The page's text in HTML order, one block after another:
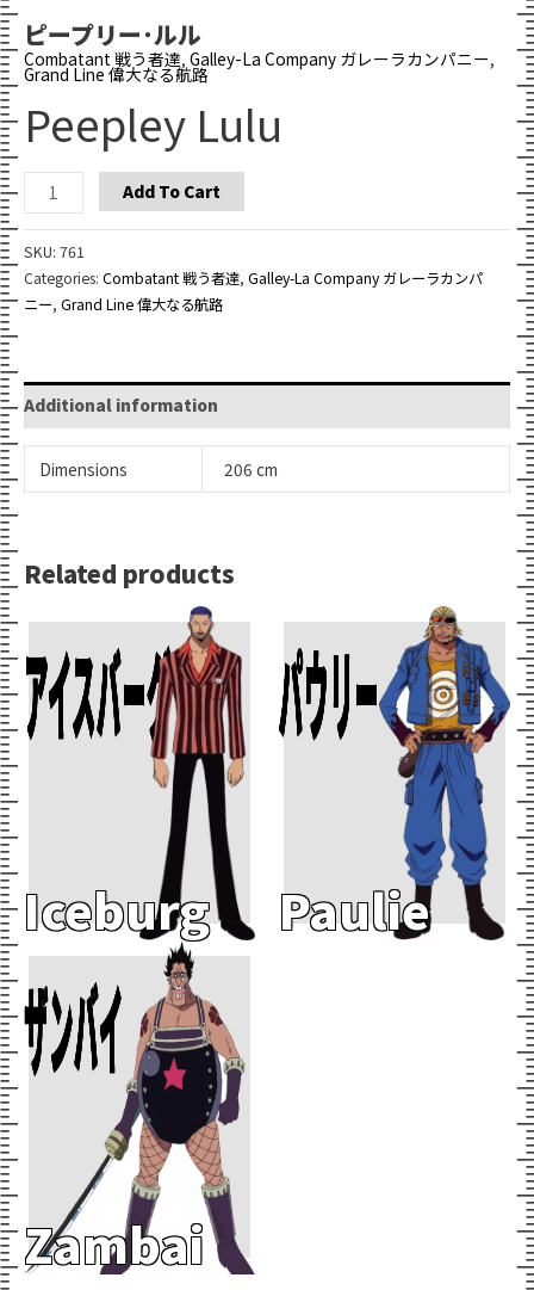
ピープリー･ルル
Combatant 戦う者達, Galley-La Company ガレーラカンパニー,
Grand Line 偉大なる航路
Peepley Lulu
Peepley
Lulu
quantity
Add To Cart
SKU: 761
Categories: Combatant 戦う者達, Galley-La Company ガレーラカンパ
ニー, Grand Line 偉大なる航路
Additional information
Dimensions 206 cm
Related products
アイスバーグ
Iceburg
Add To Cart パウリー
Paulie
Add To Cart
ザンバイ
Zambai
Add To Cart